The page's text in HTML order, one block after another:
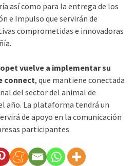
así como para la entrega de los
e Impulso que servirán de
comprometidas e innovadoras
vuelve a implementar su
connect, que mantiene conectada
del sector del animal de
año. La plataforma tendrá un
de apoyo en la comunicación
participantes.